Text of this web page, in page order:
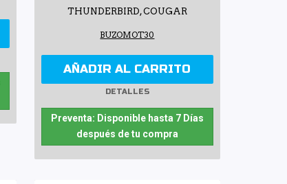
THUNDERBIRD, COUGAR
BUZOMOT30
AÑADIR AL CARRITO
DETALLES
Preventa: Disponible hasta 7 Días
después de tu compra